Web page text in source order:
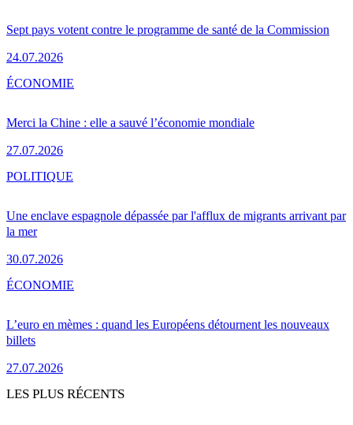
Sept pays votent contre le programme de santé de la Commission
24.07.2026
Merci la Chine : elle a sauvé l’économie mondiale
27.07.2026
ÉCONOMIE
Une enclave espagnole dépassée par l'afflux de migrants arrivant par
la mer
30.07.2026
POLITIQUE
L’euro en mèmes : quand les Européens détournent les nouveaux
billets
27.07.2026
ÉCONOMIE
LES PLUS RÉCENTS